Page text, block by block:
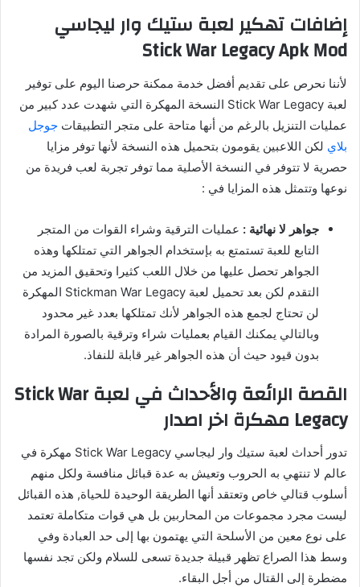
إضافات تهكير لعبة ستيك وار ليجاسي
Stick War Legacy Apk Mod
لأننا نحرص على تقديم أفضل خدمة ممكنة حرصنا اليوم على توفير
لعبة Stick War Legacy النسخة المهكرة التي شهدت عدد كبير من
عمليات التنزيل بالرغم من أنها متاحة على متجر التطبيقات جوجل
بلاي لكن اللاعبين يقومون بتحميل هذه النسخة لأنها توفر مزايا
حصرية لا تتوفر في النسخة الأصلية مما توفر تجربة لعب فريدة من
نوعها وتتمثل هذه المزايا في :
جواهر لا نهائية : عمليات الترقية وشراء القوات من المتجر
التابع للعبة تستمتع به بإستخدام الجواهر التي تمتلكها وهذه
الجواهر تحصل عليها من خلال اللعب كثيرا وتحقيق المزيد من
التقدم لكن بعد تحميل لعبة Stickman War Legacy المهكرة
لن تحتاج لجمع هذه الجواهر لأنك تمتلكها بعدد غير محدود
وبالتالي يمكنك القيام بعمليات شراء وترقية بالصورة المرادة
بدون قيود حيث أن هذه الجواهر غير قابلة للنفاذ.
القصة الرائعة والأحداث في لعبة Stick War
Legacy مهكرة اخر اصدار
تدور أحداث لعبة ستيك وار ليجاسي Stick War Legacy مهكرة في
عالم لا تنتهي به الحروب وتعيش به عدة قبائل منافسة ولكل منهم
أسلوب قتالي خاص وتعتقد أنها الطريقة الوحيدة للحياة, هذه القبائل
ليست مجرد مجموعات من المحاربين بل هي قوات متكاملة تعتمد
على نوع معين من الأسلحة التي يهتمون بها إلى حد العبادة وفي
وسط هذا الصراع تظهر قبيلة جديدة تسعى للسلام ولكن تجد نفسها
مضطرة إلى القتال من أجل البقاء.